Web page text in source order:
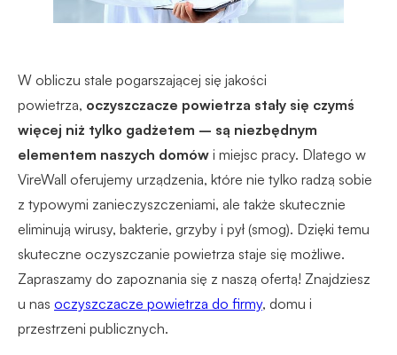
W obliczu stale pogarszającej się jakości
powietrza, oczyszczacze powietrza stały się czymś
więcej niż tylko gadżetem – są niezbędnym
elementem naszych domów i miejsc pracy. Dlatego w
VireWall oferujemy urządzenia, które nie tylko radzą sobie
z typowymi zanieczyszczeniami, ale także skutecznie
eliminują wirusy, bakterie, grzyby i pył (smog). Dzięki temu
skuteczne oczyszczanie powietrza staje się możliwe.
Zapraszamy do zapoznania się z naszą ofertą! Znajdziesz
u nas oczyszczacze powietrza do firmy, domu i
przestrzeni publicznych.